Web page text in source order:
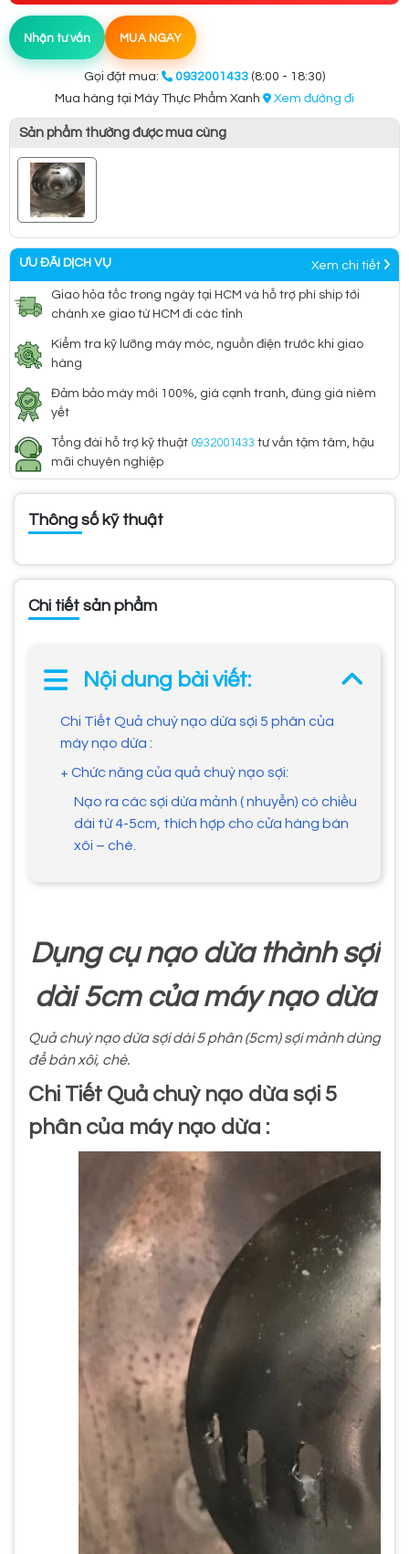
Nhận tư vấn MUA NGAY
Gọi đặt mua: 0932001433 (8:00 - 18:30)
Mua hàng tại Máy Thực Phẩm Xanh
Xem đường đi
Sản phẩm thường được mua cùng
ƯU ĐÃI DỊCH VỤ Xem chi tiết
Giao hỏa tốc trong ngày tại HCM và hỗ trợ phí ship tới
chành xe giao từ HCM đi các tỉnh
Kiểm tra kỹ lưỡng máy móc, nguồn điện trước khi giao
hàng
Đảm bảo máy mới 100%, giá cạnh tranh, đúng giá niêm
yết
Tổng đài hỗ trợ kỹ thuật 0932001433 tư vấn tậm tâm, hậu
mãi chuyên nghiệp
Thông số kỹ thuật
Chi tiết sản phẩm
Nội dung bài viết:
Chi Tiết Quả chuỳ nạo dừa sợi 5 phân của
máy nạo dừa :
+ Chức năng của quả chuỳ nạo sợi:
Nạo ra các sợi dừa mảnh ( nhuyễn) có chiều
dài từ 4-5cm, thích hợp cho cửa hàng bán
xôi – chè.
Dụng cụ nạo dừa thành sợi
dài 5cm của máy nạo dừa
Quả chuỳ nạo dừa sợi dài 5 phân (5cm) sợi mảnh dùng
để bán xôi, chè.
Chi Tiết Quả chuỳ nạo dừa sợi 5
phân của máy nạo dừa :